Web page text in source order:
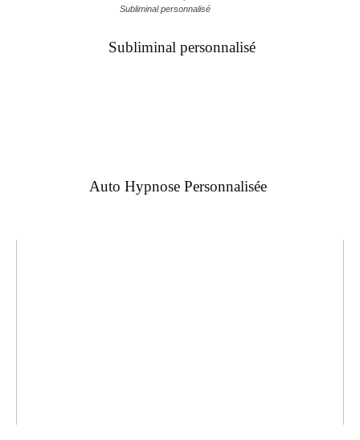
Subliminal personnalisé
Subliminal personnalisé
Auto Hypnose Personnalisée